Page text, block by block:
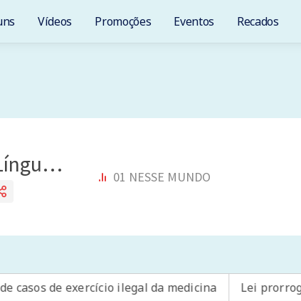
Vídeos Promoções Eventos Recados
de exercício ilegal da medicina Lei prorroga